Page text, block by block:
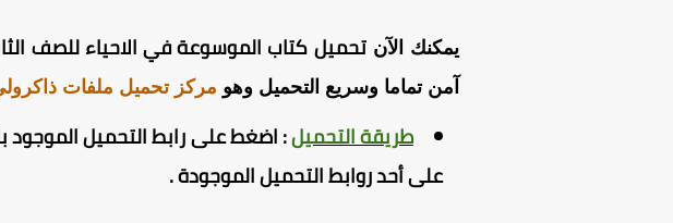
يمكنك الآنتحميل كتاب الموسوعة في الاحياء للصف
آمن تماما وسريع التحميل وهو مركز تحميل ملفات
طريقة التحميل:اضغطعلى رابط التحميل
على أحد روابط التحميل الموجودة.